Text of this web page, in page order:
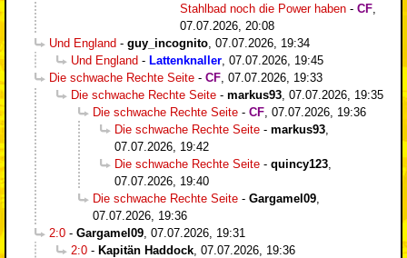
Stahlbad noch die Power haben - CF
07.07.2026, 20:08
Und England - guy_incognito 07.07.2026, 19:34
Und England - Lattenknaller 07.07.2026, 19:45
Die schwache Rechte Seite - CF 07.07.2026, 19:33
Die schwache Rechte Seite - markus93 07.07.2026, 19:35
Die schwache Rechte Seite - CF 07.07.2026, 19:36
Die schwache Rechte Seite - markus93
07.07.2026, 19:42
Die schwache Rechte Seite - quincy123
07.07.2026, 19:40
Die schwache Rechte Seite - Gargamel09
07.07.2026, 19:36
2:0 - Gargamel09 07.07.2026, 19:31
2:0 - Kapitän Haddock 07.07.2026, 19:36